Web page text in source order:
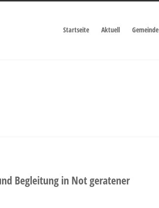
Startseite Aktuell Gemeinde
Begleitung in Not geratener